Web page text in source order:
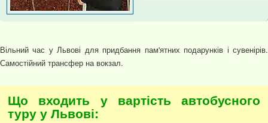
Вільний час у Львові для придбання пам'ятних подарунків і сувенірів.
Самостійний трансфер на вокзал.
Що входить у вартість автобусного
туру у Львові: